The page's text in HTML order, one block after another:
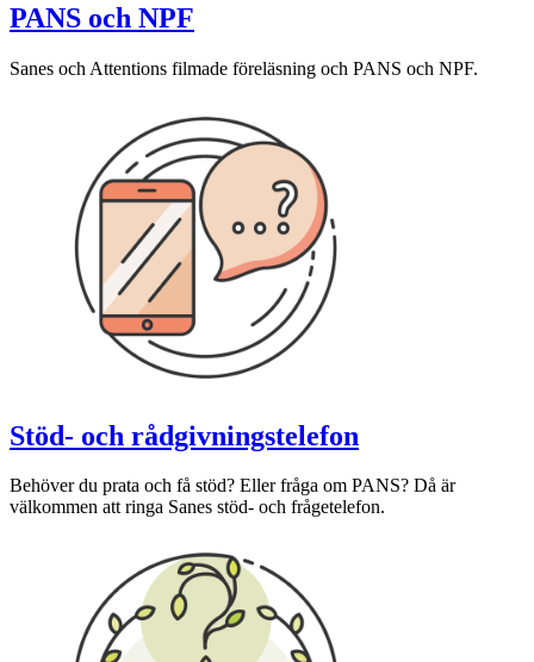
PANS och NPF
Sanes och Attentions filmade föreläsning och PANS och NPF.
Stöd- och rådgivningstelefon
Behöver du prata och få stöd? Eller fråga om PANS? Då är
välkommen att ringa Sanes stöd- och frågetelefon.